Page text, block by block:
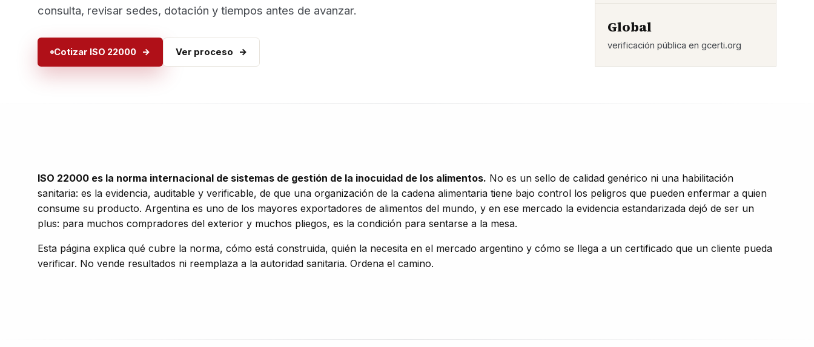
consulta, revisar sedes, dotación y tiempos antes de avanzar.
Cotizar ISO 22000 Ver proceso
Global
verificación pública en gcerti.org
ISO 22000 es la norma internacional de sistemas de gestión de la inocuidad de los alimentos. No es un sello de calidad genérico ni una habilitación
sanitaria: es la evidencia, auditable y verificable, de que una organización de la cadena alimentaria tiene bajo control los peligros que pueden enfermar a quien
consume su producto. Argentina es uno de los mayores exportadores de alimentos del mundo, y en ese mercado la evidencia estandarizada dejó de ser un
plus: para muchos compradores del exterior y muchos pliegos, es la condición para sentarse a la mesa.
Esta página explica qué cubre la norma, cómo está construida, quién la necesita en el mercado argentino y cómo se llega a un certificado que un cliente pueda
verificar. No vende resultados ni reemplaza a la autoridad sanitaria. Ordena el camino.